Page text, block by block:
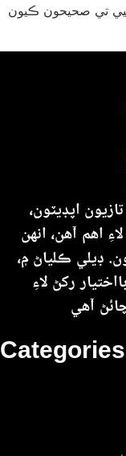
Categories
اپڊيٽون،
اهم آهن، انهن
ڊيلي ڪلياڻ ۾،
رکڻ لاءِ